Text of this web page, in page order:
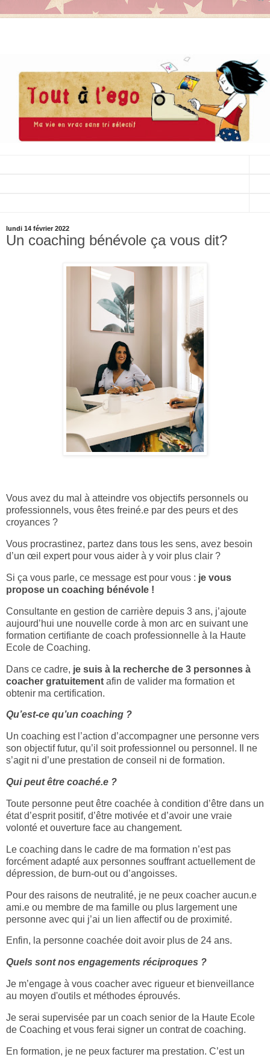
lundi 14 février 2022
Un coaching bénévole ça vous dit?
Vous avez du mal à atteindre vos objectifs personnels ou
professionnels, vous êtes freiné.e par des peurs et des
croyances ?
Vous procrastinez, partez dans tous les sens, avez besoin
d’un œil expert pour vous aider à y voir plus clair ?
Si ça vous parle, ce message est pour vous : je vous
propose un coaching bénévole !
Consultante en gestion de carrière depuis 3 ans, j’ajoute
aujourd’hui une nouvelle corde à mon arc en suivant une
formation certifiante de coach professionnelle à la Haute
Ecole de Coaching.
Dans ce cadre, je suis à la recherche de 3 personnes à
coacher gratuitement afin de valider ma formation et
obtenir ma certification.
Qu’est-ce qu’un coaching ?
Un coaching est l’action d’accompagner une personne vers
son objectif futur, qu’il soit professionnel ou personnel. Il ne
s’agit ni d’une prestation de conseil ni de formation.
Qui peut être coaché.e ?
Toute personne peut être coachée à condition d’être dans un
état d’esprit positif, d’être motivée et d’avoir une vraie
volonté et ouverture face au changement.
Le coaching dans le cadre de ma formation n’est pas
forcément adapté aux personnes souffrant actuellement de
dépression, de burn-out ou d’angoisses.
Pour des raisons de neutralité, je ne peux coacher aucun.e
ami.e ou membre de ma famille ou plus largement une
personne avec qui j’ai un lien affectif ou de proximité.
Enfin, la personne coachée doit avoir plus de 24 ans.
Quels sont nos engagements réciproques ?
Je m’engage à vous coacher avec rigueur et bienveillance
au moyen d'outils et méthodes éprouvés.
Je serai supervisée par un coach senior de la Haute Ecole
de Coaching et vous ferai signer un contrat de coaching.
En formation, je ne peux facturer ma prestation. C’est un